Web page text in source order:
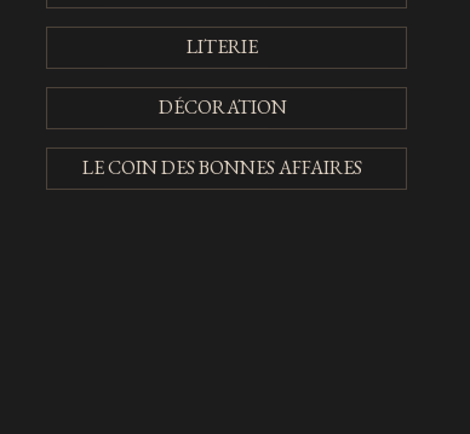
LITERIE
DÉCORATION
LE COIN DES BONNES AFFAIRES